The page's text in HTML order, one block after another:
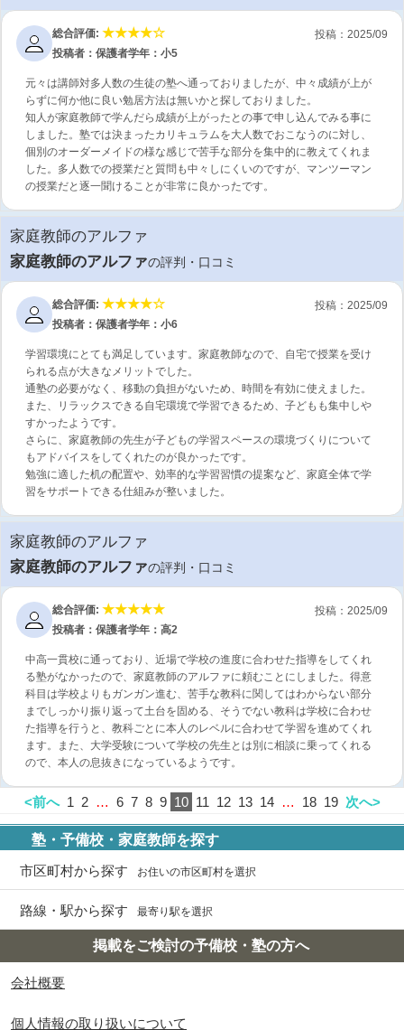
投稿：2025/09
総合評価:
投稿者：保護者学年：小5
元々は講師対多人数の生徒の塾へ通っておりましたが、中々成績が上が
らずに何か他に良い勉居方法は無いかと探しておりました。
知人が家庭教師で学んだら成績が上がったとの事で申し込んでみる事に
しました。塾では決まったカリキュラムを大人数でおこなうのに対し、
個別のオーダーメイドの様な感じで苦手な部分を集中的に教えてくれま
した。多人数での授業だと質問も中々しにくいのですが、マンツーマン
の授業だと逐一聞けることが非常に良かったです。
家庭教師のアルファ
家庭教師のアルファの評判・口コミ
投稿：2025/09
総合評価:
投稿者：保護者学年：小6
学習環境にとても満足しています。家庭教師なので、自宅で授業を受け
られる点が大きなメリットでした。
通塾の必要がなく、移動の負担がないため、時間を有効に使えました。
また、リラックスできる自宅環境で学習できるため、子どもも集中しや
すかったようです。
さらに、家庭教師の先生が子どもの学習スペースの環境づくりについて
もアドバイスをしてくれたのが良かったです。
勉強に適した机の配置や、効率的な学習習慣の提案など、家庭全体で学
習をサポートできる仕組みが整いました。
家庭教師のアルファ
家庭教師のアルファの評判・口コミ
投稿：2025/09
総合評価:
投稿者：保護者学年：高2
中高一貫校に通っており、近場で学校の進度に合わせた指導をしてくれ
る塾がなかったので、家庭教師のアルファに頼むことにしました。得意
科目は学校よりもガンガン進む、苦手な教科に関してはわからない部分
までしっかり振り返って土台を固める、そうでない教科は学校に合わせ
た指導を行うと、教科ごとに本人のレベルに合わせて学習を進めてくれ
ます。また、大学受験について学校の先生とは別に相談に乗ってくれる
ので、本人の息抜きになっているようです。
<前へ 1 2 … 6 7 8 9 10 11 12 13 14 … 18 19 次へ>
塾・予備校・家庭教師を探す
市区町村から探す お住いの市区町村を選択
路線・駅から探す 最寄り駅を選択
掲載をご検討の予備校・塾の方へ
会社概要
個人情報の取り扱いについて